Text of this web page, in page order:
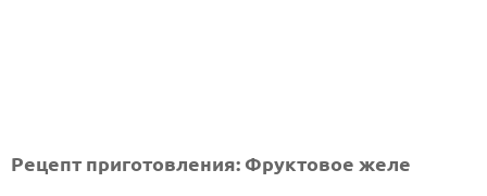
Рецепт приготовления: Фруктовое желе